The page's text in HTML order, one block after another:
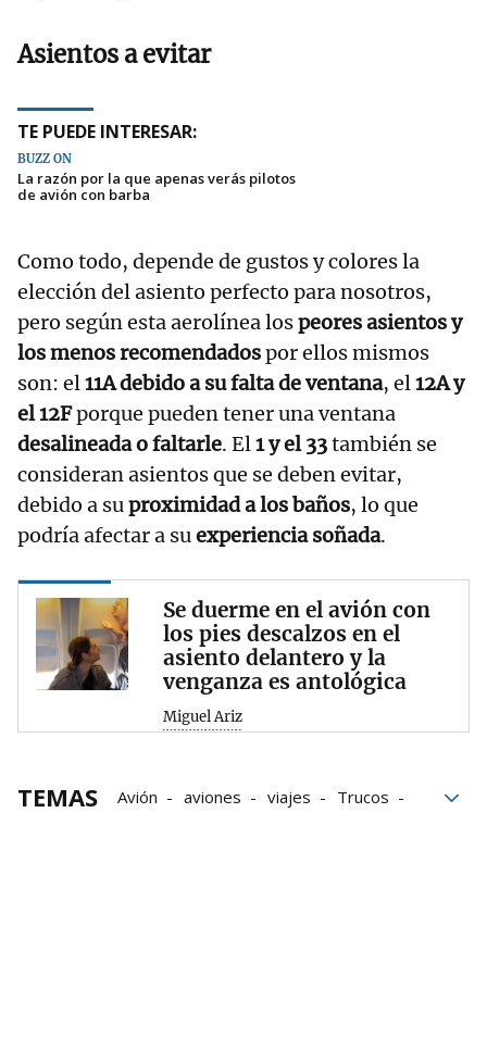
Asientos a evitar
TE PUEDE INTERESAR:
BUZZ ON
La razón por la que apenas verás pilotos
de avión con barba
Como todo, depende de gustos y colores la
elección del asiento perfecto para nosotros,
pero según esta aerolínea lospeores asientos y
los menos recomendadospor ellos mismos
son: el11A debido a su falta de ventana, el12A y
el 12Fporque pueden tener una ventana
desalineada o faltarle. El1 y el 33también se
consideran asientos que se deben evitar,
debido a suproximidad a los baños, lo que
podría afectar a suexperiencia soñada.
Se duerme en el avión con
los pies descalzos en el
asiento delantero y la
venganza es antológica
Miguel Ariz
TEMAS Avión aviones viajes
Trucos